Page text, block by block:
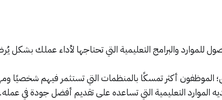
للموارد والبرامج التعليمية التي تحتاجها لأداء عملك بشكل
الموظفون أكثر تمسكًا بالمنظمات التي تستثمر فيهم شخصيًا
الموارد التعليمية التي تساعده على تقديم أفضل جودة في عمله.